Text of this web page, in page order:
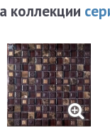
коллекции